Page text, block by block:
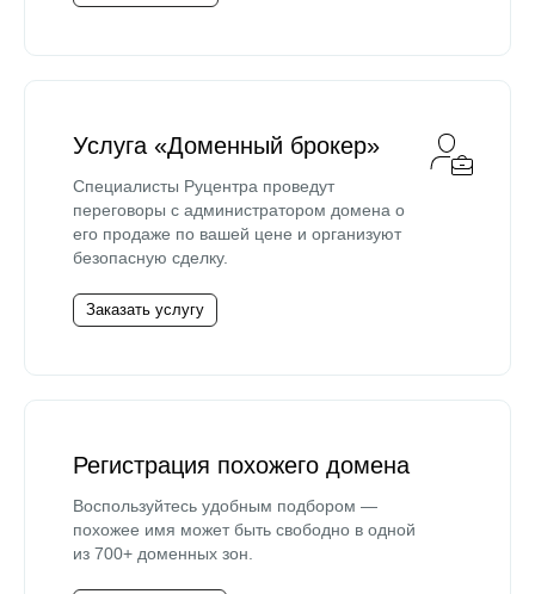
Услуга «Доменный брокер»
Специалисты Руцентра проведут
переговоры с администратором домена о
его продаже по вашей цене и организуют
безопасную сделку.
Заказать услугу
Регистрация похожего домена
Воспользуйтесь удобным подбором —
похожее имя может быть свободно в одной
из 700+ доменных зон.